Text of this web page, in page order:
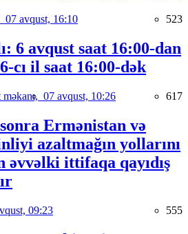
07 avqust, 16:10 523
6 avqust saat 16:00-dan
cı il saat 16:00-dək
07 avqust, 10:26 617
Ermənistan və
azaltmağın yollarını
əvvəlki ittifaqa qayıdış
09:23 555